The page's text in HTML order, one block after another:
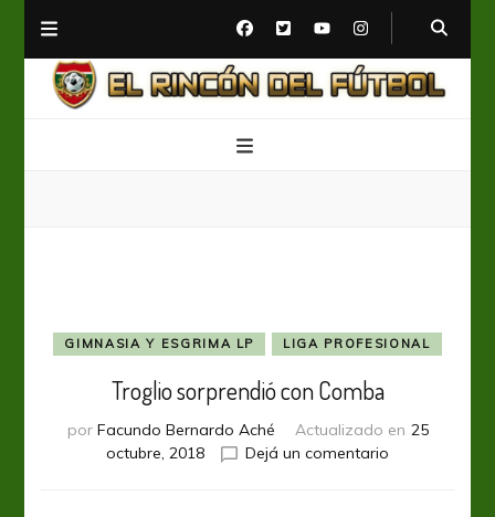
GIMNASIA Y ESGRIMA LP LIGA PROFESIONAL
Troglio sorprendió con Comba
por Facundo Bernardo Aché Actualizado en 25
octubre, 2018
Dejá un comentario